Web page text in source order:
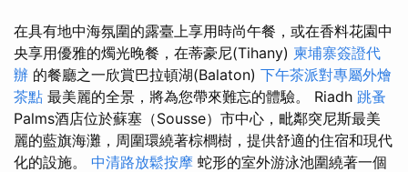
在具有地中海氛圍的露臺上享用時尚午餐，或在香料花園中
央享用優雅的燭光晚餐，在蒂豪尼(Tihany) 柬埔寨簽證代
辦 的餐廳之一欣賞巴拉頓湖(Balaton) 下午茶派對專屬外燴
茶點 最美麗的全景，將為您帶來難忘的體驗。 Riadh 跳蚤
Palms酒店位於蘇塞（Sousse）市中心，毗鄰突尼斯最美
麗的藍旗海灘，周圍環繞著棕櫚樹，提供舒適的住宿和現代
化的設施。 中清路放鬆按摩 蛇形的室外游泳池圍繞著一個